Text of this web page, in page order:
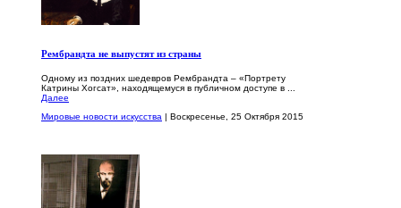
Рембрандта не выпустят из страны
Одному из поздних шедевров Рембрандта – «Портрету
Катрины Хогсат», находящемуся в публичном доступе в ...
Далее
Мировые новости искусства | Воскресенье, 25 Октября 2015